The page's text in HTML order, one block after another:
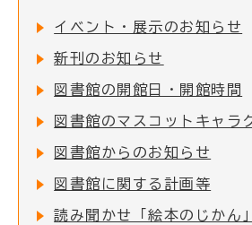
イベント・展示のお知らせ
新刊のお知らせ
図書館の開館日・開館時間
図書館からのお知らせ
図書館に関する計画等
読み聞かせ「絵本のじかん」